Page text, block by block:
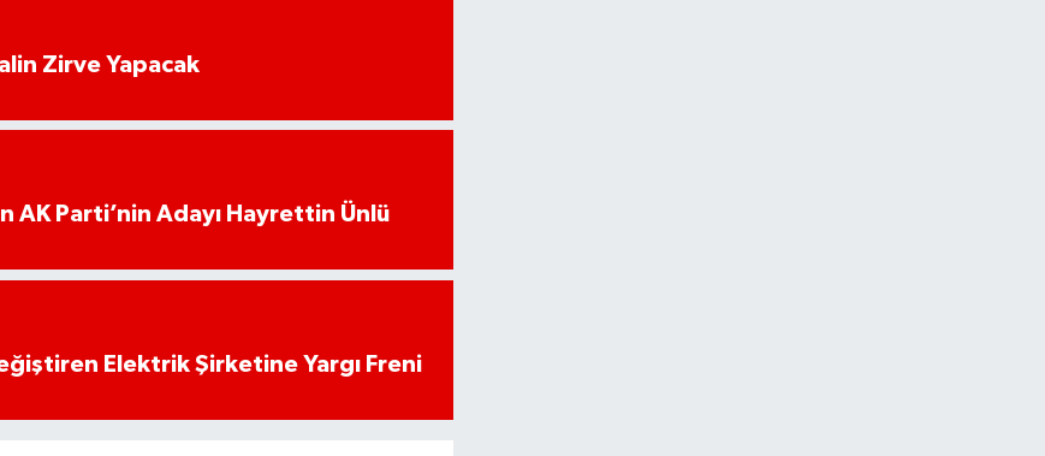
Zirve Yapacak
AK Parti’nin Adayı Hayrettin Ünlü
Elektrik Şirketine Yargı Freni